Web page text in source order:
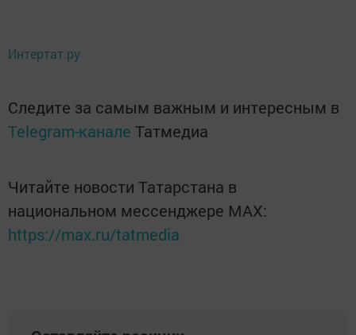
Интертат.ру
Следите за самым важным и интересным в
Telegram-канале Татмедиа
Читайте новости Татарстана в
национальном мессенджере MАХ:
https://max.ru/tatmedia